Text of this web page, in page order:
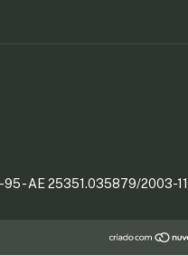
- AE 25351.035879/2003-11 |